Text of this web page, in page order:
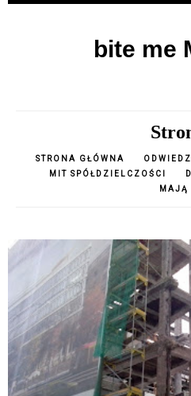
bite me
STRONA GŁÓWNA
MIT SPÓŁDZIELCZOŚCI
MAJĄ